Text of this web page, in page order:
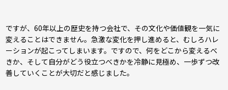
ですが、60年以上の歴史を持つ会社で、その文化や価値観を一気に
変えることはできません。急激な変化を押し進めると、むしろハレ
ーションが起こってしまいます。ですので、何をどこから変えるべ
きか、そして自分がどう役立つべきかを冷静に見極め、一歩ずつ改
善していくことが大切だと感じました。